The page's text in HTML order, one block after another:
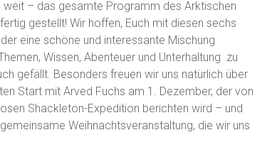
weit – das gesamte Programm des Arktischen
gestellt! Wir hoffen, Euch mit diesen sechs
eine schöne und interessante Mischung
Wissen, Abenteuer und Unterhaltung zu
gefällt. Besonders freuen wir uns natürlich über
Start mit Arved Fuchs am 1. Dezember, der von
Shackleton-Expedition berichten wird – und
Weihnachtsveranstaltung, die wir uns